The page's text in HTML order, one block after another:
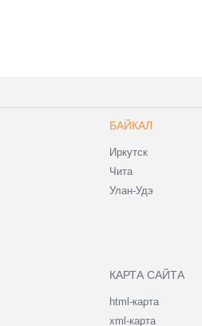
БАЙКАЛ
Иркутск
Чита
Улан-Удэ
КАРТА САЙТА
html-карта
xml-карта